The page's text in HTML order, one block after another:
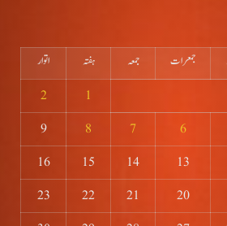
جمعرات جمعہ ہفتہ
اتوار
1
2
6
7
8
9
13
14
15
16
20
21
22
23